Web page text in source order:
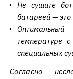
Не сушите
батареей —
температуре
специальных
Согласно